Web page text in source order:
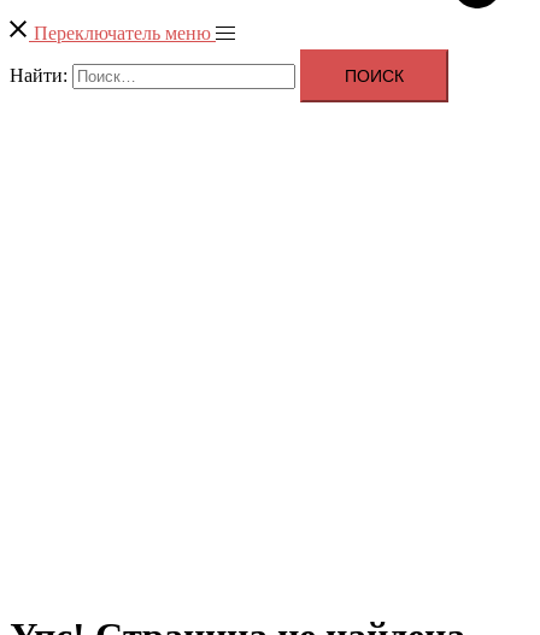
Переключатель меню
Найти: